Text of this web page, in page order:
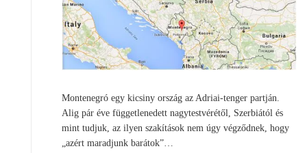
Montenegró egy kicsiny ország az Adriai-tenger partján.
Alig pár éve függetlenedett nagytestvérétől, Szerbiától és
mint tudjuk, az ilyen szakítások nem úgy végződnek, hogy
„azért maradjunk barátok”…